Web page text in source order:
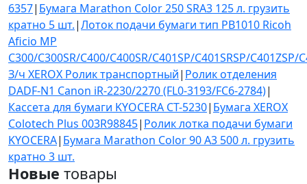
6357| Бумага Marathon Color 250 SRA3 125 л. грузить
кратно 5 шт.|Лоток подачи бумаги тип PB1010 Ricoh
Aficio MP
C300/C300SR/C400/C400SR/C401SP/C401SRSP/C401ZSP/
З/ч XEROX Ролик транспортный| Ролик отделения
DADF-N1 Canon iR-2230/2270 (FL0-3193/FC6-2784)|
Кассета для бумаги KYOCERA CT-5230| Бумага XEROX
Colotech Plus 003R98845| Ролик лотка подачи бумаги
KYOCERA| Бумага Marathon Color 90 А3 500 л. грузить
кратно 3 шт.
Новые товары